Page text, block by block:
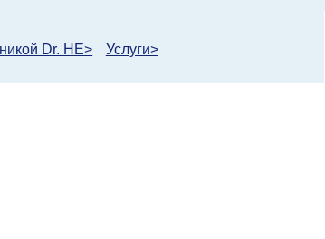
Dr. HE> Услуги>